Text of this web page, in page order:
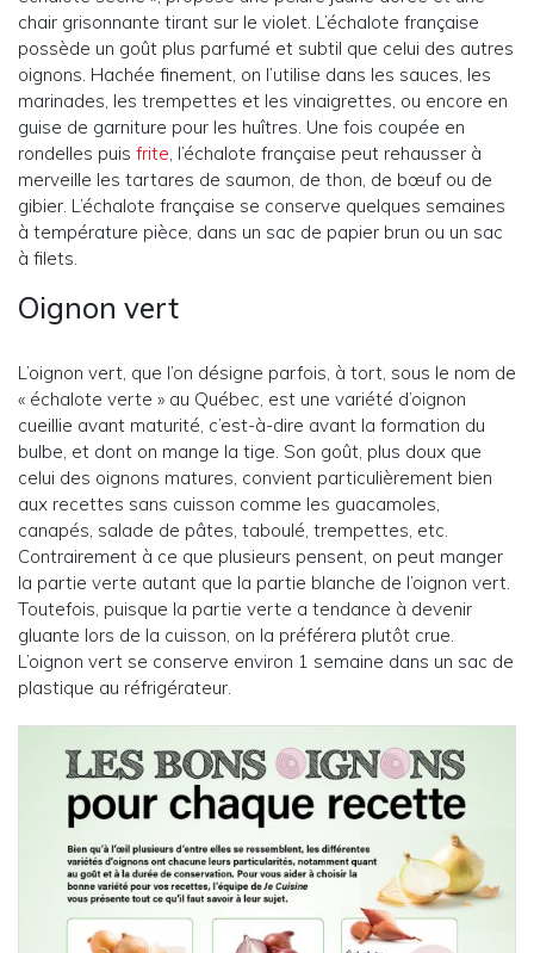
chair grisonnante tirant sur le violet. L’échalote française
possède un goût plus parfumé et subtil que celui des autres
oignons. Hachée finement, on l’utilise dans les sauces, les
marinades, les trempettes et les vinaigrettes, ou encore en
guise de garniture pour les huîtres. Une fois coupée en
rondelles puis frite, l’échalote française peut rehausser à
merveille les tartares de saumon, de thon, de bœuf ou de
gibier. L’échalote française se conserve quelques semaines
à température pièce, dans un sac de papier brun ou un sac
à filets.
Oignon vert
L’oignon vert, que l’on désigne parfois, à tort, sous le nom de
« échalote verte » au Québec, est une variété d’oignon
cueillie avant maturité, c’est-à-dire avant la formation du
bulbe, et dont on mange la tige. Son goût, plus doux que
celui des oignons matures, convient particulièrement bien
aux recettes sans cuisson comme les guacamoles,
canapés, salade de pâtes, taboulé, trempettes, etc.
Contrairement à ce que plusieurs pensent, on peut manger
la partie verte autant que la partie blanche de l’oignon vert.
Toutefois, puisque la partie verte a tendance à devenir
gluante lors de la cuisson, on la préférera plutôt crue.
L’oignon vert se conserve environ 1 semaine dans un sac de
plastique au réfrigérateur.